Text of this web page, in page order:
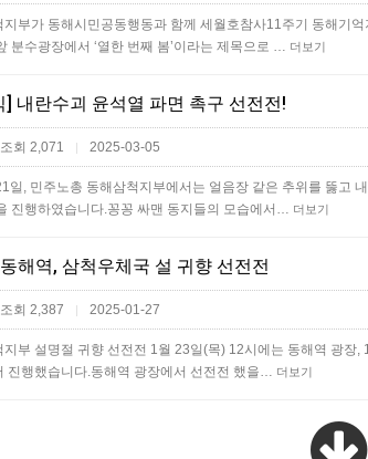
부가 동해시민공동행동과 함께 세월호참사11주기 동해기
분수광장에서 ‘열한 번째 봄’이라는 제목으로 … 더보기
] 내란수괴 윤석열 파면 촉구 선전전!
조회 2,071 | 2025-03-05
일, 민주노총 동해삼척지부에서는 얼음장 같은 추위를 뚫고
진행하였습니다.꽁꽁 싸맨 동지들의 모습에서… 더보기
해역, 삼척우체국 설 귀향 선전전
조회 2,387 | 2025-01-27
지부 설명절 귀향 선전전 1월 23일(목) 12시에는 동해역 광장,
진행했습니다.동해역 광장에서 선전전 했을… 더보기